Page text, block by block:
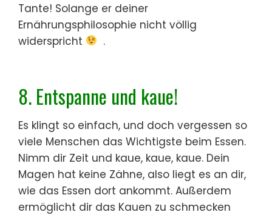
Tante! Solange er deiner
Ernährungsphilosophie nicht völlig
widerspricht
.
8. Entspanne und kaue!
Es klingt so einfach, und doch vergessen so
viele Menschen das Wichtigste beim Essen.
Nimm dir Zeit und kaue, kaue, kaue. Dein
Magen hat keine Zähne, also liegt es an dir,
wie das Essen dort ankommt. Außerdem
ermöglicht dir das Kauen zu schmecken